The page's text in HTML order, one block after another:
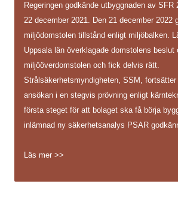
Regeringen godkände utbyggnaden av SFR
22 december 2021. Den 21 december 2022
miljödomstolen tillstånd enligt miljöbalken.
Uppsala län överklagade domstolens beslut
miljööverdomstolen och fick delvis rätt.
Strålsäkerhetsmyndigheten, SSM,
ansökan i en stegvis prövning enligt
första steget för att bolaget ska få börja
inlämnad ny säkerhetsanalys PSAR
Läs mer >>